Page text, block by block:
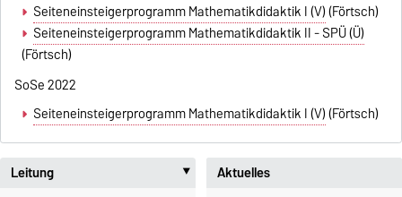
Seiteneinsteigerprogramm Mathematikdidaktik I (V)(Förtsch)
Seiteneinsteigerprogramm Mathematikdidaktik II - SPÜ (Ü)
(Förtsch)
SoSe 2022
Seiteneinsteigerprogramm Mathematikdidaktik I (V)(Förtsch)
Leitung ‣
Aktuelles